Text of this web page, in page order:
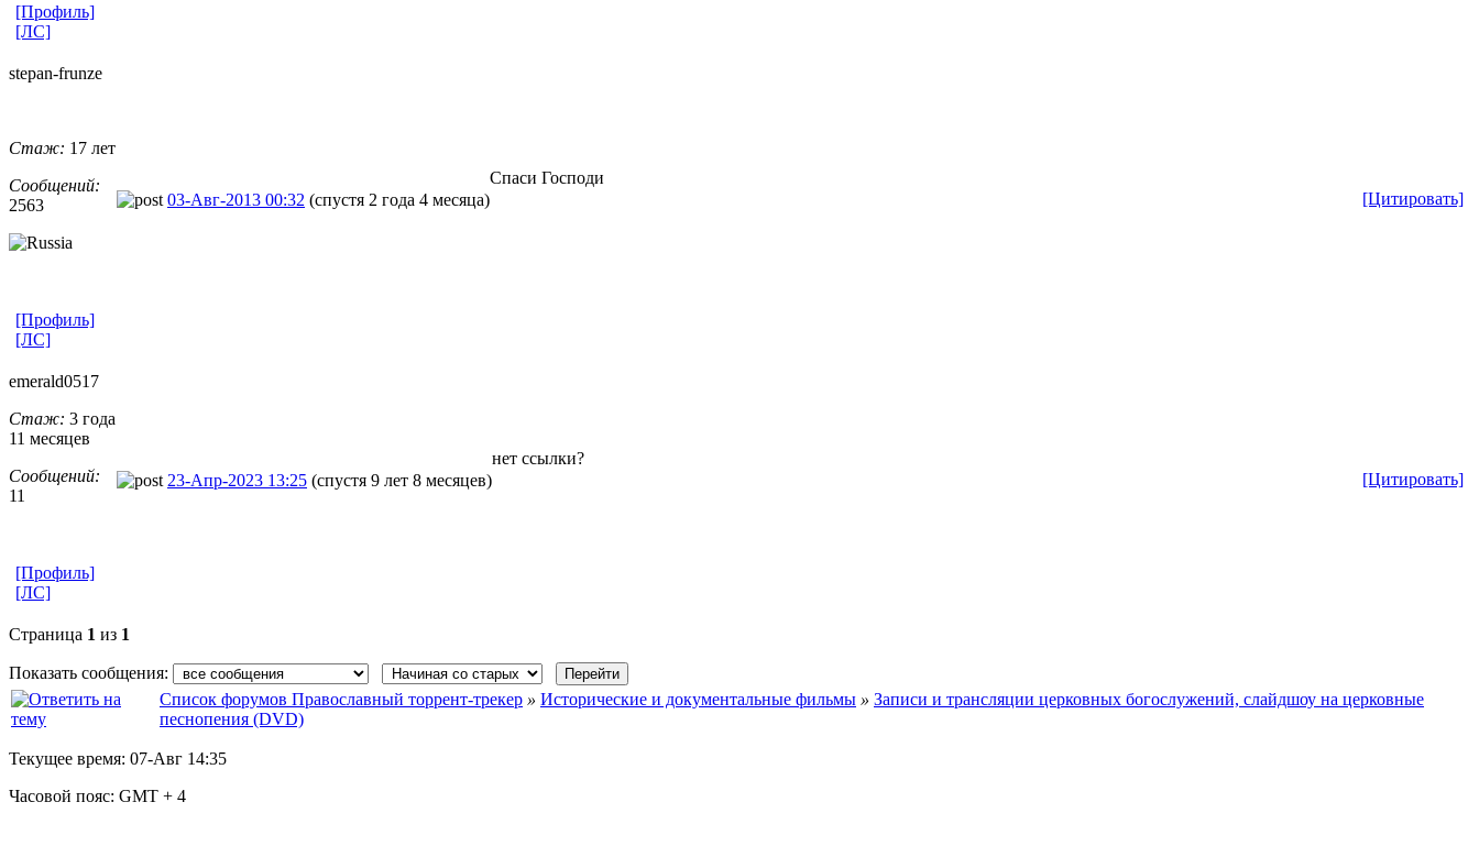
[Профиль]
[ЛС]
stepan-frunz​e
Стаж: 17 лет
Сообщений:
2563
03-Авг-2013 00:32 (спустя 2 года 4 месяца) [Цитировать]
Спаси Господи
[Профиль]
[ЛС]
emerald0517
Стаж: 3 года
11 месяцев
Сообщений:
11
23-Апр-2023 13:25 (спустя 9 лет 8 месяцев) [Цитировать]
нет ссылки?
[Профиль]
[ЛС]
Страница 1 из 1
Показать сообщения:
Список форумов Православный торрент-трекер » Исторические и документальные фильмы » Записи и трансляции церковных богослужений, слайдшоу на церковные
песнопения (DVD)
Текущее время: 07-Авг 14:35
Часовой пояс: GMT + 4